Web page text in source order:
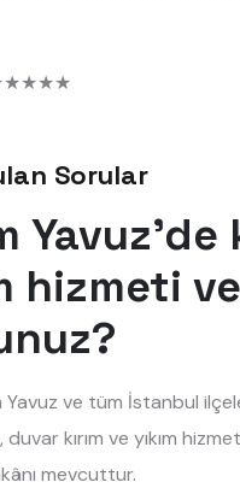
Sorular
Yavuz'de
hizmeti
Yavuz ve tüm İstanbul
duvar kırım ve yıkım
mevcuttur.